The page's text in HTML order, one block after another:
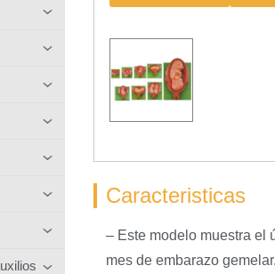
Caracteristicas
– Este modelo muestra el
mes de embarazo gemelar.